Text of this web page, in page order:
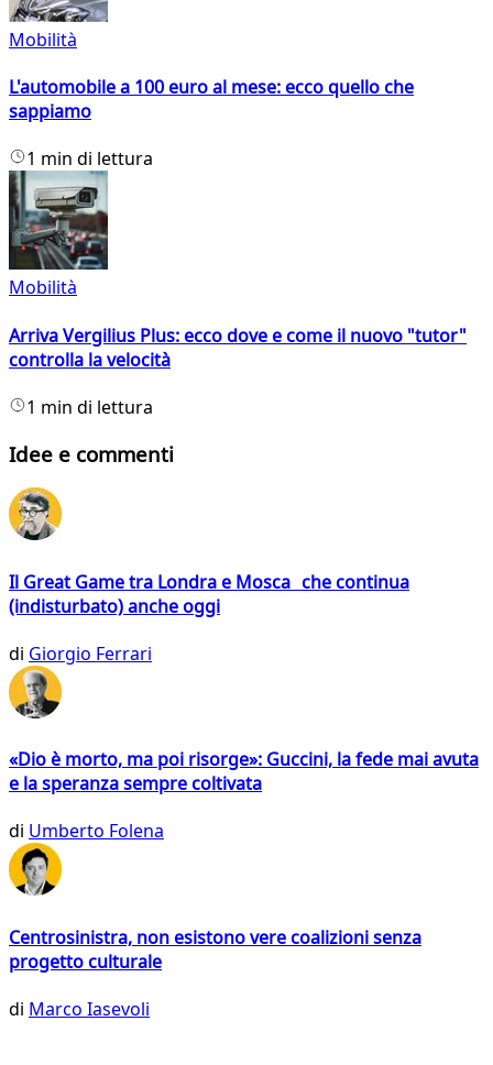
Mobilità
L'automobile a 100 euro al mese: ecco quello che
sappiamo
1 min di lettura
Mobilità
Arriva Vergilius Plus: ecco dove e come il nuovo "tutor"
controlla la velocità
1 min di lettura
Idee e commenti
Il Great Game tra Londra e Mosca che continua
(indisturbato) anche oggi
di Giorgio Ferrari
«Dio è morto, ma poi risorge»: Guccini, la fede mai avuta
e la speranza sempre coltivata
di Umberto Folena
Centrosinistra, non esistono vere coalizioni senza
progetto culturale
di Marco Iasevoli